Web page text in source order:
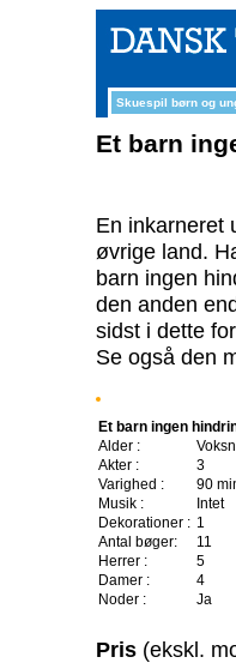
Skuespil børn og
Et barn
En inkarneret
øvrige land.
barn ingen
den anden
sidst i dette
Se også den
Et barn ingen
Alder :
Akter :
3
Varighed :
90
Musik :
Intet
Dekorationer : 1
Antal bøger:
11
Herrer :
5
Damer :
4
Noder :
Ja
Pris (ekskl.